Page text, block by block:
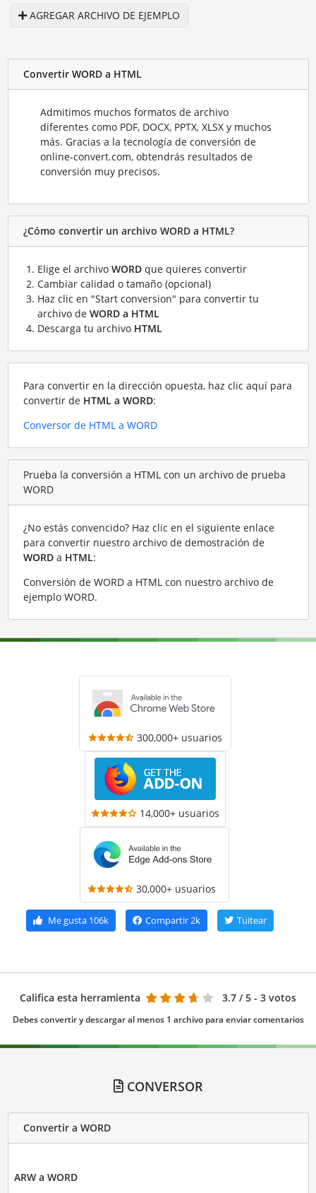
AGREGAR ARCHIVO DE EJEMPLO
Convertir WORD a HTML
Admitimos muchos formatos de archivo
diferentes como PDF, DOCX, PPTX, XLSX y muchos
más. Gracias a la tecnología de conversión de
online-convert.com, obtendrás resultados de
conversión muy precisos.
¿Cómo convertir un archivo WORD a HTML?
Elige el archivo WORDque quieres convertir
Cambiar calidad o tamaño (opcional)
Haz clic en "Start conversion" para convertir tu
archivo de WORD a HTML
Descarga tu archivo HTML
Para convertir en la dirección opuesta, haz clic aquí para
convertir de HTML a WORD:
Conversor de HTML a WORD
Prueba la conversión a HTML con un archivo de prueba
WORD
¿No estás convencido? Haz clic en el siguiente enlace
para convertir nuestro archivo de demostración de
WORDa HTML:
Conversión de WORD a HTML con nuestro archivo de
ejemplo WORD.
300,000+ usuarios
14,000+ usuarios
30,000+ usuarios
Me gusta106k Compartir 2k Tuitear
Califica esta herramienta 3.7 / 5 - 3 votos
Debes convertir y descargar al menos 1 archivo para enviar comentarios
CONVERSOR
Convertir a WORD
ARW a WORD